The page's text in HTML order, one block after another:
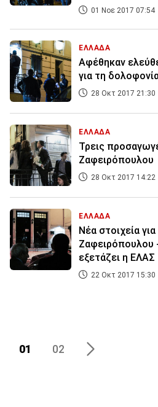
01 Νοε 2017 07:54
ΕΛΛΑΔΑ
Αφέθηκαν
για τη
28 Οκτ 2017 21:30
ΕΛΛΑΔΑ
Τρεις
Ζαφειρόπουλου
28 Οκτ 2017 14:22
ΕΛΛΑΔΑ
Νέα στοιχεία
Ζαφειρόπουλου
εξετάζει η ΕΛΑΣ
22 Οκτ 2017 15:30
01 02